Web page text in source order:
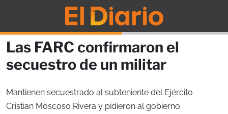
Las FARC confirmaron el
secuestro de un militar
Mantienen secuestrado al subteniente del Ejército
Cristian Moscoso Rivera y pidieron al gobierno